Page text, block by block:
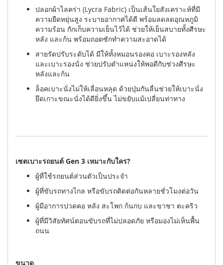
ปลอกผ้าไลคร่า (Lycra Fabric) เป็นเส้นใยสังเคราะห์ที่มี
ความยืดหยุ่นสูง ระบายอากาศได้ดี พร้อมลดลดอุณหภูมิ
ความร้อน กักเก็บความเย็นไว้ได้ ช่วยให้เย็นสบายทั้งศีรษะ
หลัง และก้น พร้อมถอดซักทำความสะอาดได้
สายรัดปรับระดับได้ มีให้ทั้งหมอนรองคอ เบาะรองหลัง
และเบาะรองนั่ง ช่วยปรับตำแหน่งให้พอดีกับช่วงศีรษะ
หลังและก้น
ล็อคเบาะนั่งไม่ให้เลื่อนหลุด ด้วยปุ่มกันลื่นช่วยให้เบาะนั่ง
ยึดเกาะขณะนั่งได้ดียิ่งขึ้น ไม่ขยับแม้เปลี่ยนท่าทาง
เซตเบาะรถยนต์ Gen 3 เหมาะกับใคร?
ผู้ที่ใช้รถยนต์ส่วนตัวเป็นประจำ
ผู้ที่ขับรถทางไกล หรือขับรถติดต่อกันหลายชั่วโมงต่อวัน
ผู้มีอาการปวดคอ หลัง สะโพก ก้นกบ และขาชา ตะคริว
ผู้ที่มีวิสัยทัศน์ตอนขับรถที่ไม่ปลอดภัย หรือมองไม่เห็นพื้น
ถนน
ขนาด